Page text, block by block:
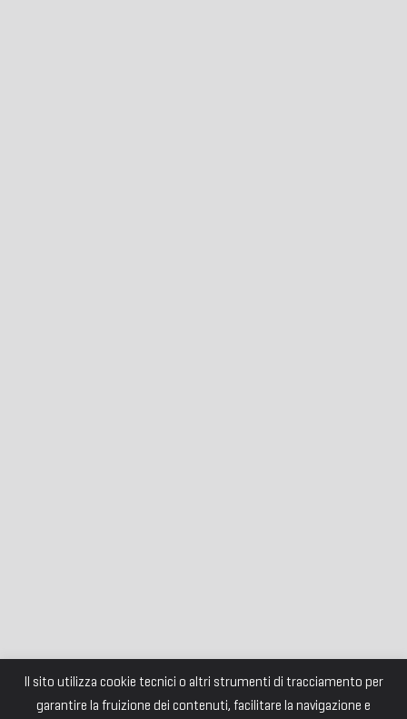
Il sito utilizza cookie tecnici o altri strumenti di tracciamento per
garantire la fruizione dei contenuti, facilitare la navigazione e